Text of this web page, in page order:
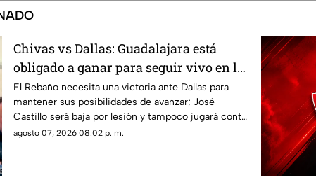
Chivas vs Dallas: Guadalajara está
obligado a ganar para seguir vivo en la
Leagues Cup
El Rebaño necesita una victoria ante Dallas para
mantener sus posibilidades de avanzar; José
Castillo será baja por lesión y tampoco jugará contra
Seattle.
agosto 07, 2026 08:02 p. m.